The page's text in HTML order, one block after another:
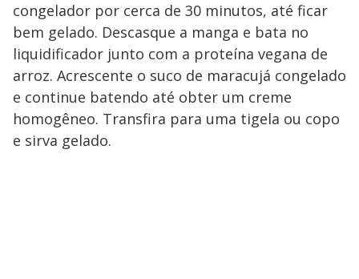
congelador por cerca de 30 minutos, até ficar
bem gelado. Descasque a manga e bata no
liquidificador junto com a proteína vegana de
arroz. Acrescente o suco de maracujá congelado
e continue batendo até obter um creme
homogêneo. Transfira para uma tigela ou copo
e sirva gelado.